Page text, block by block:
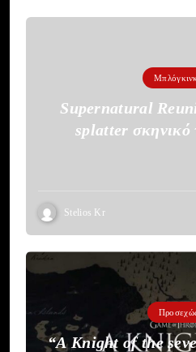
Supernatural
splatter σκηνικό
Stelios Kr
“A Knight of the